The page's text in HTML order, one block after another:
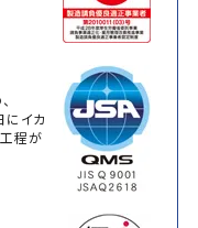
イカ
程が